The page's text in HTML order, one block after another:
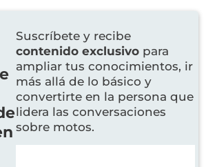
Suscríbete y recibe
contenido exclusivo para
ampliar tus conocimientos, ir
más allá de lo básico y
convertirte en la persona que
lidera las conversaciones
sobre motos.